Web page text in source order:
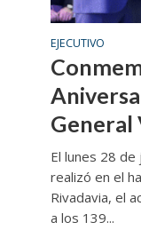
EJECUTIVO
General
El lunes 28 de
realizó en el
Rivadavia, el
a los 139...